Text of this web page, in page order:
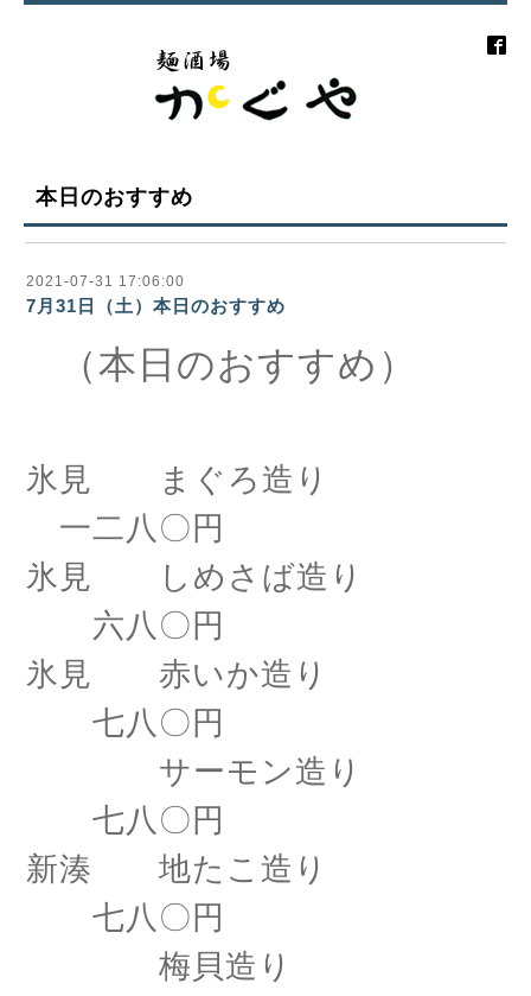
本日のおすすめ
2021-07-31 17:06:00
7月31日（土）本日のおすすめ
（本日のおすすめ）
氷見 まぐろ造り
一二八〇円
氷見 しめさば造り
六八〇円
氷見 赤いか造り
七八〇円
サーモン造り
七八〇円
新湊 地たこ造り
七八〇円
梅貝造り